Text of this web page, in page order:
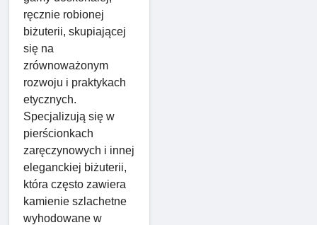
ręcznie robionej
biżuterii, skupiającej
się na
zrównoważonym
rozwoju i praktykach
etycznych.
Specjalizują się w
pierścionkach
zaręczynowych i innej
eleganckiej biżuterii,
która często zawiera
kamienie szlachetne
wyhodowane w